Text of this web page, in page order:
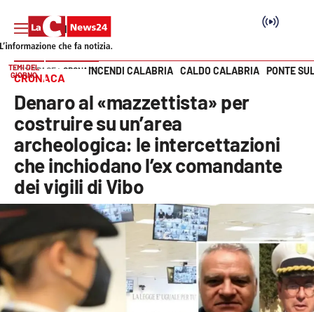
SEZIONI
Cronaca
Politica
Attualità
Economia e lavoro
Italia Mondo
Vai
TEMI DEL
GIORNO
INCENDI CALABRIA CALDO CALABRIA PONTE
HOME PAGE CRONACA
CRONACA
Denaro al «mazzettista» per
costruire su un’area
archeologica: le intercettazioni
che inchiodano l’ex comandante
dei vigili di Vibo